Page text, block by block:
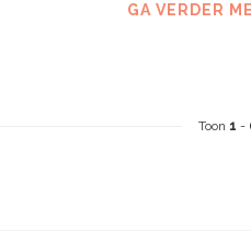
GA VERDER
Toon 1 -